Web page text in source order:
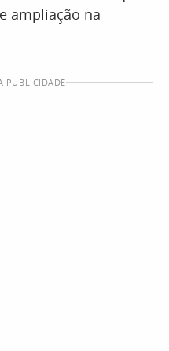
ampliação na
PUBLICIDADE